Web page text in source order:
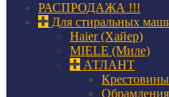
РАСПРОДАЖА !!!
Для стиральных
Haier (Хайер)
MIELE (Миле)
АТЛАНТ
Крестовины